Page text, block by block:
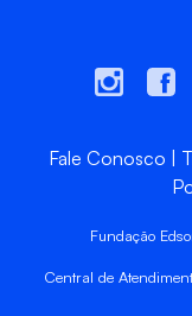
Fale Conosco
Fundação
Central de